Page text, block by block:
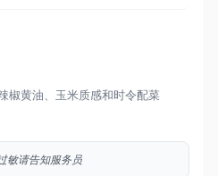
椒黄油、玉米质感和时令配菜
敏请告知服务员